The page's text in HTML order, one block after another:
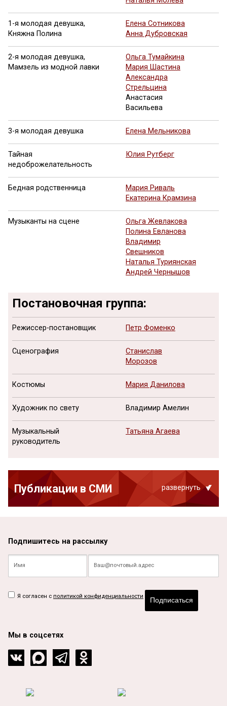
1-я молодая девушка,
Княжна Полина
Елена Сотникова
Анна Дубровская
2-я молодая девушка,
Мамзель из модной лавки
Ольга Тумайкина
Мария Шастина
Александра
Стрельцина
Анастасия
Васильева
3-я молодая девушка Елена Мельникова
Тайная
недоброжелательность
Юлия Рутберг
Бедная родственница
Мария Риваль
Екатерина Крамзина
Музыканты на сцене
Ольга Жевлакова
Полина Евланова
Владимир
Свешников
Наталья Туриянская
Андрей Чернышов
Постановочная группа:
Режиссер-постановщик Петр Фоменко
Сценография
Станислав
Морозов
Костюмы Мария Данилова
Художник по свету Владимир Амелин
Музыкальный
руководитель
Татьяна Агаева
Публикации в СМИ развернуть
Подпишитесь на рассылку
Я согласен с политикой конфиденциальности
Подписаться
Мы в соцсетях